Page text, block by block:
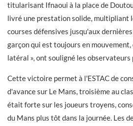
titularisant Ifnaoui à la place de
livré une prestation solide, multipliant
courses défensives jusqu'aux
garçon qui est toujours en mouvement,
latéral », ont souligné les observateurs
Cette victoire permet à l'ESTAC de
d'avance sur Le Mans, troisième au
était forte sur les joueurs troyens,
du Mans plus tôt dans la journée. Les